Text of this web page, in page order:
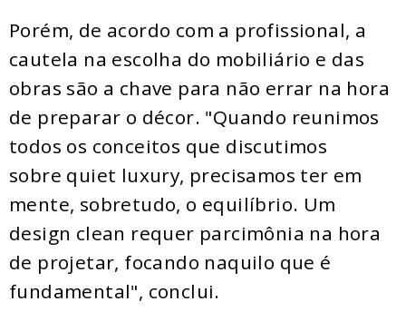
Porém, de acordo com a profissional, a
cautela na escolha do mobiliário e das
obras são a chave para não errar na hora
de preparar o décor. "Quando reunimos
todos os conceitos que discutimos
sobre quiet luxury, precisamos ter em
mente, sobretudo, o equilíbrio. Um
design clean requer parcimônia na hora
de projetar, focando naquilo que é
fundamental", conclui.